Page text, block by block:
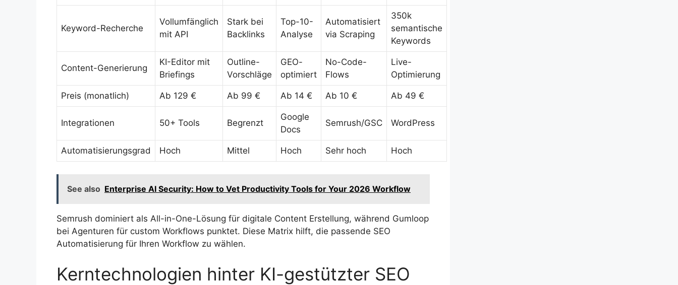
Keyword-Recherche
Vollumfänglich
mit API
Stark bei
Backlinks
Top-10-
Analyse
Automatisiert
via Scraping
350k
semantische
Keywords
Content-Generierung
KI-Editor mit
Briefings
Outline-
Vorschläge
GEO-
optimiert
No-Code-
Flows
Live-
Optimierung
Preis (monatlich) Ab 129 € Ab 99 € Ab 14 € Ab 10 € Ab 49 €
Integrationen 50+ Tools Begrenzt
Google
Docs
Semrush/GSC WordPress
Automatisierungsgrad Hoch Mittel Hoch Sehr hoch Hoch
See also Enterprise AI Security: How to Vet Productivity Tools for Your 2026 Workflow
Semrush dominiert als All-in-One-Lösung für digitale Content Erstellung, während Gumloop
bei Agenturen für custom Workflows punktet. Diese Matrix hilft, die passende SEO
Automatisierung für Ihren Workflow zu wählen.
Kerntechnologien hinter KI-gestützter SEO